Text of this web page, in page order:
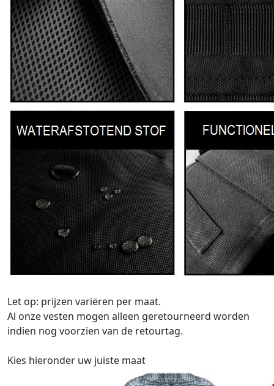
Let op: prijzen variëren per maat.
Al onze vesten mogen alleen geretourneerd worden
indien nog voorzien van de retourtag.
Kies hieronder uw juiste maat